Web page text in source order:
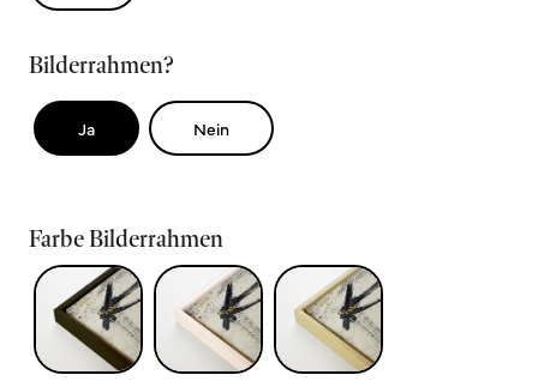
Bilderrahmen?
Ja Nein
Farbe Bilderrahmen